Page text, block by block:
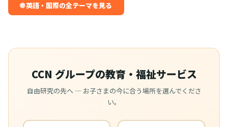
🌐 英語・国際の全テーマを見る
CCN グループの教育・福祉サービス
自由研究の先へ — お子さまの今に合う場所を選んでくださ
い。